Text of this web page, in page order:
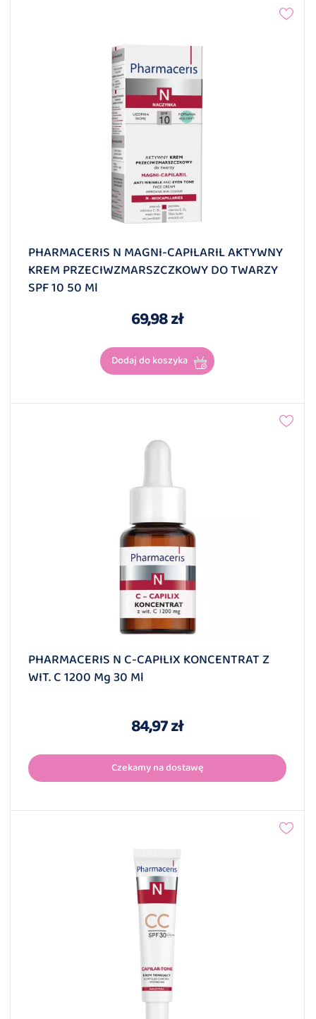
PHARMACERIS N MAGNI-CAPILARIL AKTYWNY
KREM PRZECIWZMARSZCZKOWY DO TWARZY
SPF 10 50 Ml
69,98 zł
Dodaj do koszyka
PHARMACERIS N C-CAPILIX KONCENTRAT Z
WIT. C 1200 Mg 30 Ml
84,97 zł
Czekamy na dostawę